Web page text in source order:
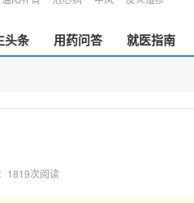
头条 用药问答 就医指南
1819次阅读